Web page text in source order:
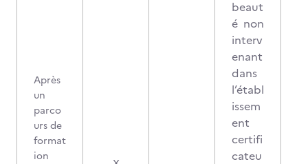
Après
un
parco
urs de
format
ion
beaut
é non
interv
enant
dans
l’établ
issem
ent
certifi
cateu